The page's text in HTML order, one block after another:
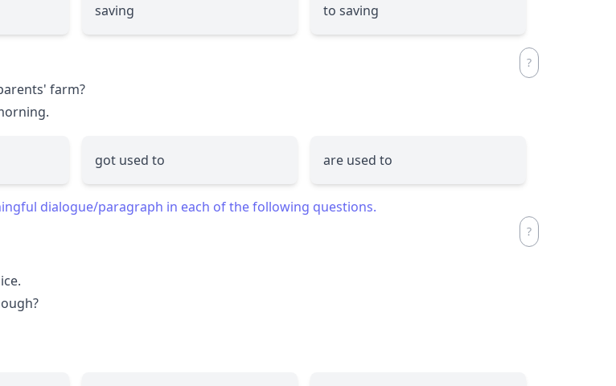
saving to saving
farm?
got used to are used to
dialogue/paragraph in each of the following questions.